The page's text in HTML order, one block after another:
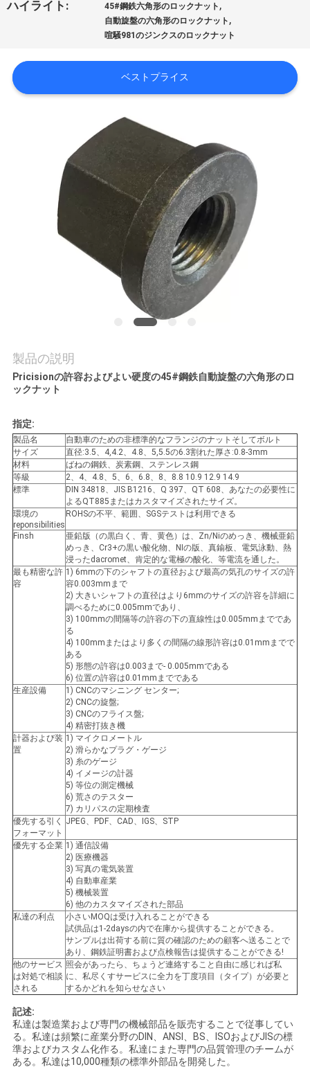
場
行
絡
し
な
さ
い
引
用
を
な
い
図
PRIVACY
POLICY
ハイライト: 45#鋼鉄六角形のロックナット ,
自動旋盤の六角形のロックナット ,
喧騒981のジンクスのロックナット
ベストプライス
製品の説明
Pricisionの許容およびよい硬度の45#鋼鉄自動旋盤の六角形のロ
ックナット
指定:
製品名
自動車のための非標準的なフランジのナットそしてボルト
サイズ
直径:3.5、4,4.2、4.8、5,5.5の6.3割れた厚さ:0.8-3mm
材料
ばねの鋼鉄、炭素鋼、ステンレス鋼
等級
2、4、4.8、5、6、6.8、8、8.8 10.9 12.9 14.9
標準
DIN 34818、JIS B1216、Q 397、QT 608、あなたの必要性に
よるQT885またはカスタマイズされたサイズ。
環境の
reponsibilities
ROHSの不平、範囲、SGSテストは利用できる
Finsh
亜鉛版（の黒白く、青、黄色）は、Zn/Niのめっき、機械亜鉛
めっき、Cr3+の黒い酸化物、NIの版、真鍮板、電気泳動、熱
浸ったdacromet、肯定的な電極の酸化、等電流を通した。
最も精密な許
容
1) 6mmの下のシャフトの直径および最高の気孔のサイズの許
容0.003mmまで
2) 大きいシャフトの直径はより6mmのサイズの許容を詳細に
調べるために0.005mmであり、
3) 100mmの間隔等の許容の下の直線性は0.005mmまでであ
る
4) 100mmまたはより多くの間隔の線形許容は0.01mmまでで
ある
5) 形態の許容は0.003まで- 0.005mmである
6) 位置の許容は0.01mmまでである
生産設備
1) CNCのマシニング センター;
2) CNCの旋盤;
3) CNCのフライス盤;
4) 精密打抜き機
計器および装
置
1) マイクロメートル
2) 滑らかなプラグ・ゲージ
3) 糸のゲージ
4) イメージの計器
5) 等位の測定機械
6) 荒さのテスター
7) カリパスの定期検査
優先する引く
フォーマット
JPEG、PDF、CAD、IGS、STP
優先する企業 1) 通信設備
2) 医療機器
3) 写真の電気装置
4) 自動車産業
5) 機械装置
6) 他のカスタマイズされた部品
私達の利点
小さいMOQは受け入れることができる
試供品は1-2daysの内で在庫から提供することができる。
サンプルは出荷する前に質の確認のための顧客へ送ることで
あり、鋼鉄証明書および点検報告は提供することができる!
他のサービス
は対処で相談
される
照会があったら、ちょうど連絡すること自由に感じれば私
に、私尽くすサービスに全力を丁度項目（タイプ）が必要と
するかどれを知らせなさい
記述:
私達は製造業および専門の機械部品を販売することで従事してい
る。私達は頻繁に産業分野のDIN、ANSI、BS、ISOおよびJISの標
準およびカスタム化作る。私達にまた専門の品質管理のチームが
ある。私達は10,000種類の標準外部品を開発した。